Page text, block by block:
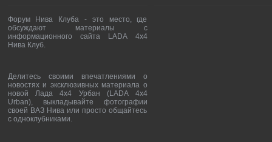
Форум Нива Клуба - это место, где
обсуждают материалы с
информационного сайта LADA 4x4
Нива Клуб.
Делитесь своими впечатлениями о
новостях и эксклюзивных материала о
новой Лада 4х4 Урбан (LADA 4x4
Urban), выкладывайте фотографии
своей ВАЗ Нива или просто общайтесь
с одноклубниками.